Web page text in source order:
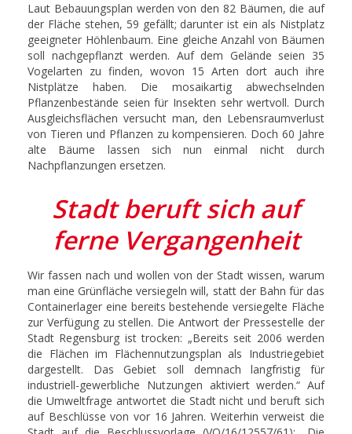
Laut Bebauungsplan werden von den 82 Bäumen, die auf
der Fläche stehen, 59 gefällt; darunter ist ein als Nistplatz
geeigneter Höhlenbaum. Eine gleiche Anzahl von Bäumen
soll nachgepflanzt werden. Auf dem Gelände seien 35
Vogelarten zu finden, wovon 15 Arten dort auch ihre
Nistplätze haben. Die mosaikartig abwechselnden
Pflanzenbestände seien für Insekten sehr wertvoll. Durch
Ausgleichsflächen versucht man, den Lebensraumverlust
von Tieren und Pflanzen zu kompensieren. Doch 60 Jahre
alte Bäume lassen sich nun einmal nicht durch
Nachpflanzungen ersetzen.
Stadt beruft sich auf
ferne Vergangenheit
Wir fassen nach und wollen von der Stadt wissen, warum
man eine Grünfläche versiegeln will, statt der Bahn für das
Containerlager eine bereits bestehende versiegelte Fläche
zur Verfügung zu stellen. Die Antwort der Pressestelle der
Stadt Regensburg ist trocken: „Bereits seit 2006 werden
die Flächen im Flächennutzungsplan als Industriegebiet
dargestellt. Das Gebiet soll demnach langfristig für
industriell-gewerbliche Nutzungen aktiviert werden.“ Auf
die Umweltfrage antwortet die Stadt nicht und beruft sich
auf Beschlüsse von vor 16 Jahren. Weiterhin verweist die